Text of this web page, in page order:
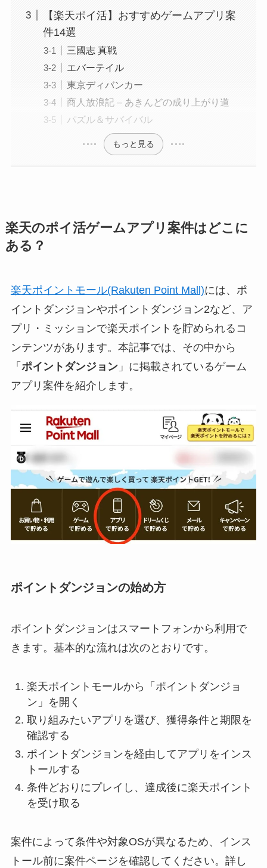
【楽天ポイ活】おすすめゲームアプリ案
件14選
三國志 真戦
エバーテイル
東京ディバンカー
商人放浪記 – あきんどの成り上がり道
パズル＆サバイバル
もっと見る
楽天のポイ活ゲームアプリ案件はどこに
ある？
楽天ポイントモール(Rakuten Point Mall)には、ポ
イントダンジョンやポイントダンジョン2など、ア
プリ・ミッションで楽天ポイントを貯められるコ
ンテンツがあります。本記事では、その中から
「 ポイントダンジョン」に掲載されているゲーム
アプリ案件を紹介します。
ポイントダンジョンの始め方
ポイントダンジョンはスマートフォンから利用で
きます。基本的な流れは次のとおりです。
楽天ポイントモールから「ポイントダンジョ
ン」を開く
取り組みたいアプリを選び、獲得条件と期限を
確認する
ポイントダンジョンを経由してアプリをインス
トールする
条件どおりにプレイし、達成後に楽天ポイント
を受け取る
案件によって条件や対象OSが異なるため、インス
トール前に案件ページを確認してください。詳し